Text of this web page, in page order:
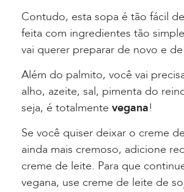
Contudo, esta sopa é tão fácil
feita com ingredientes tão
vai querer preparar de novo e
Além do palmito, você vai
alho, azeite, sal, pimenta do
seja, é totalmente vegana!
Se você quiser deixar o creme
ainda mais cremoso, adicione
creme de leite. Para que
vegana, use creme de leite de